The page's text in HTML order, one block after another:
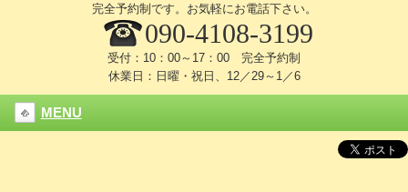
完全予約制です。お気軽にお電話下さい。
090-4108-3199
受付：10：00～17：00 完全予約制
休業日：日曜・祝日、12／29～1／6
MENU